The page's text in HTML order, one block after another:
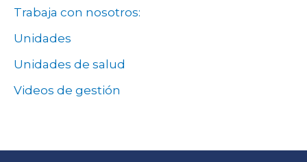
Trabaja con nosotros:
Unidades
Unidades de salud
Videos de gestión